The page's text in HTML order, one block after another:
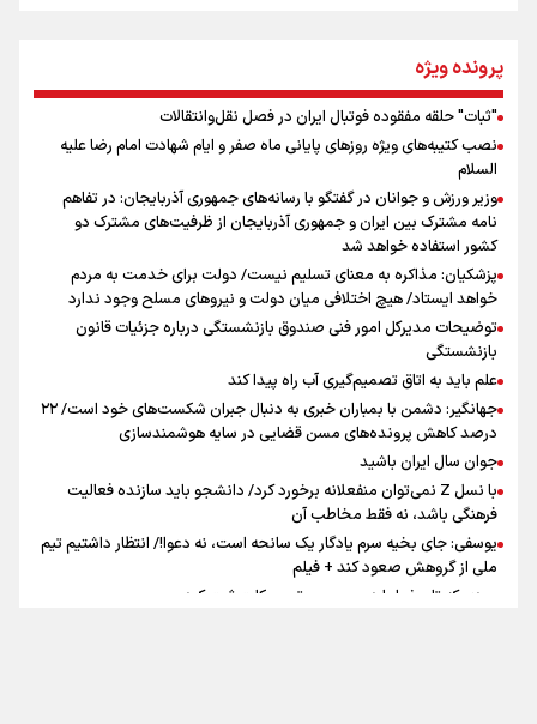
جمله‌ای که بغض چهارماهه را شکست؛ «آهای مردم، آقا از
تهران رفتند»
سه حسرتی که به دلم ماند
اینفو برنا/ میزان مالیات بر ارزش افزوده چقدر است؟
اینفو برنا / ۴ مسیر اصلی پیاده روی اربعین در عراق
پرونده ویژه
"ثبات" حلقه مفقوده فوتبال ایران در فصل نقل‌وانتقالات
نصب کتیبه‌های ویژه روزهای پایانی ماه صفر و ایام شهادت امام رضا علیه
السلام
وزیر ورزش و جوانان در گفتگو با رسانه‌های جمهوری آذربایجان: در تفاهم
نامه مشترک بین ایران و جمهوری آذربایجان از ظرفیت‌های مشترک دو
کشور استفاده خواهد شد
پزشکیان: مذاکره به معنای تسلیم نیست/ دولت برای خدمت به مردم
خواهد ایستاد/ هیچ اختلافی میان دولت و نیروهای مسلح وجود ندارد
توضیحات مدیرکل امور فنی صندوق بازنشستگی درباره جزئیات قانون
بازنشستگی
علم باید به اتاق تصمیم‌گیری آب راه پیدا کند
جهانگیر: دشمن با بمباران خبری به دنبال جبران شکست‌های خود است/ ۲۲
درصد کاهش پرونده‌های مسن قضایی در سایه هوشمندسازی
جوان سال ایران باشید
با نسل Z نمی‌توان منفعلانه برخورد کرد/ دانشجو باید سازنده فعالیت
فرهنگی باشد، نه فقط مخاطب آن
یوسفی: جای بخیه سرم یادگار یک سانحه است، نه دعوا!/ انتظار داشتیم تیم
ملی از گروهش صعود کند + فیلم
مردی که تاریخ را با دوربین و موتورسیکلت ثبت کرد